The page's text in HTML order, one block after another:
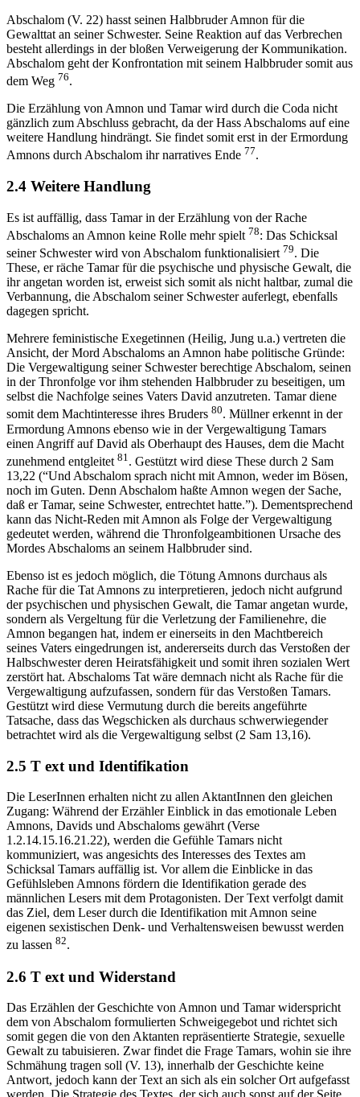
Abschalom (V. 22) hasst seinen Halbbruder Amnon für die
Gewalttat an seiner Schwester. Seine Reaktion auf das Verbrechen
besteht allerdings in der bloßen Verweigerung der Kommunikation.
Abschalom geht der Konfrontation mit seinem Halbbruder somit aus
dem Weg 76.
Die Erzählung von Amnon und Tamar wird durch die Coda nicht
gänzlich zum Abschluss gebracht, da der Hass Abschaloms auf eine
weitere Handlung hindrängt. Sie findet somit erst in der Ermordung
Amnons durch Abschalom ihr narratives Ende 77.
2.4 Weitere Handlung
Es ist auffällig, dass Tamar in der Erzählung von der Rache
Abschaloms an Amnon keine Rolle mehr spielt 78: Das Schicksal
seiner Schwester wird von Abschalom funktionalisiert 79. Die
These, er räche Tamar für die psychische und physische Gewalt, die
ihr angetan worden ist, erweist sich somit als nicht haltbar, zumal die
Verbannung, die Abschalom seiner Schwester auferlegt, ebenfalls
dagegen spricht.
Mehrere feministische Exegetinnen (Heilig, Jung u.a.) vertreten die
Ansicht, der Mord Abschaloms an Amnon habe politische Gründe:
Die Vergewaltigung seiner Schwester berechtige Abschalom, seinen
in der Thronfolge vor ihm stehenden Halbbruder zu beseitigen, um
selbst die Nachfolge seines Vaters David anzutreten. Tamar diene
somit dem Machtinteresse ihres Bruders 80. Müllner erkennt in der
Ermordung Amnons ebenso wie in der Vergewaltigung Tamars
einen Angriff auf David als Oberhaupt des Hauses, dem die Macht
zunehmend entgleitet 81 . Gestützt wird diese These durch 2 Sam
13,22 (“Und Abschalom sprach nicht mit Amnon, weder im Bösen,
noch im Guten. Denn Abschalom haßte Amnon wegen der Sache,
daß er Tamar, seine Schwester, entrechtet hatte.”). Dementsprechend
kann das Nicht-Reden mit Amnon als Folge der Vergewaltigung
gedeutet werden, während die Thronfolgeambitionen Ursache des
Mordes Abschaloms an seinem Halbbruder sind.
Ebenso ist es jedoch möglich, die Tötung Amnons durchaus als
Rache für die Tat Amnons zu interpretieren, jedoch nicht aufgrund
der psychischen und physischen Gewalt, die Tamar angetan wurde,
sondern als Vergeltung für die Verletzung der Familienehre, die
Amnon begangen hat, indem er einerseits in den Machtbereich
seines Vaters eingedrungen ist, andererseits durch das Verstoßen der
Halbschwester deren Heiratsfähigkeit und somit ihren sozialen Wert
zerstört hat. Abschaloms Tat wäre demnach nicht als Rache für die
Vergewaltigung aufzufassen, sondern für das Verstoßen Tamars.
Gestützt wird diese Vermutung durch die bereits angeführte
Tatsache, dass das Wegschicken als durchaus schwerwiegender
betrachtet wird als die Vergewaltigung selbst (2 Sam 13,16).
2.5 T ext und Identifikation
Die LeserInnen erhalten nicht zu allen AktantInnen den gleichen
Zugang: Während der Erzähler Einblick in das emotionale Leben
Amnons, Davids und Abschaloms gewährt (Verse
1.2.14.15.16.21.22), werden die Gefühle Tamars nicht
kommuniziert, was angesichts des Interesses des Textes am
Schicksal Tamars auffällig ist. Vor allem die Einblicke in das
Gefühlsleben Amnons fördern die Identifikation gerade des
männlichen Lesers mit dem Protagonisten. Der Text verfolgt damit
das Ziel, dem Leser durch die Identifikation mit Amnon seine
eigenen sexistischen Denk- und Verhaltensweisen bewusst werden
zu lassen 82.
2.6 T ext und Widerstand
Das Erzählen der Geschichte von Amnon und Tamar widerspricht
dem von Abschalom formulierten Schweigegebot und richtet sich
somit gegen die von den Aktanten repräsentierte Strategie, sexuelle
Gewalt zu tabuisieren. Zwar findet die Frage Tamars, wohin sie ihre
Schmähung tragen soll (V. 13), innerhalb der Geschichte keine
Antwort, jedoch kann der Text an sich als ein solcher Ort aufgefasst